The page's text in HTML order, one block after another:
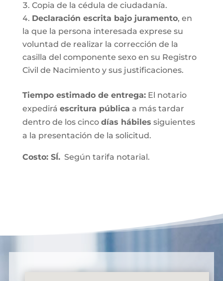
Copia de la cédula de ciudadanía.
Declaración escrita bajo juramento, en
la que la persona interesada exprese su
voluntad de realizar la corrección de la
casilla del componente sexo en su Registro
Civil de Nacimiento y sus justificaciones.
Tiempo estimado de entrega:El notario
expedirá escritura pública a más tardar
dentro de los cinco días hábiles siguientes
a la presentación de la solicitud.
Costo: SÍ.Según tarifa notarial.